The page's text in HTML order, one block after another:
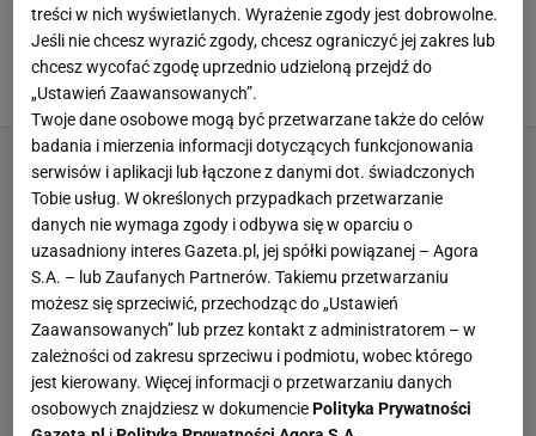
Najpiękniejsze sukienki z wiosennych
wyprzedaży sieciówek. Midi z Reserved i
Mohito zachwycają
Luiza Słuszniak,
treści w nich wyświetlanych. Wyrażenie zgody jest dobrowolne.
Jeśli nie chcesz wyrazić zgody, chcesz ograniczyć jej zakres lub
chcesz wycofać zgodę uprzednio udzieloną przejdź do
„Ustawień Zaawansowanych”.
Twoje dane osobowe mogą być przetwarzane także do celów
badania i mierzenia informacji dotyczących funkcjonowania
serwisów i aplikacji lub łączone z danymi dot. świadczonych
Tobie usług. W określonych przypadkach przetwarzanie
danych nie wymaga zgody i odbywa się w oparciu o
uzasadniony interes Gazeta.pl, jej spółki powiązanej – Agora
S.A. – lub Zaufanych Partnerów. Takiemu przetwarzaniu
możesz się sprzeciwić, przechodząc do „Ustawień
Zaawansowanych” lub przez kontakt z administratorem – w
zależności od zakresu sprzeciwu i podmiotu, wobec którego
jest kierowany. Więcej informacji o przetwarzaniu danych
osobowych znajdziesz w dokumenciePolityka Prywatności